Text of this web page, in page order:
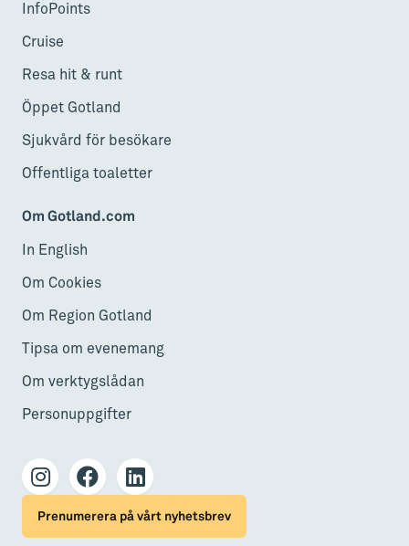
InfoPoints
Cruise
Resa hit & runt
Öppet Gotland
Sjukvård för besökare
Offentliga toaletter
Om Gotland.com
In English
Om Cookies
Om Region Gotland
Tipsa om evenemang
Om verktygslådan
Personuppgifter
Prenumerera på vårt nyhetsbrev